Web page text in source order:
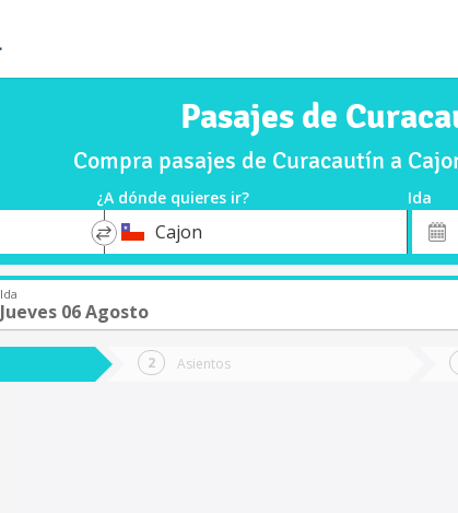
Pasajes de
Compra pasajes de Curacautín a
¿A dónde quieres ir? Ida
*
DestinoCajon
Fecha
de
Ida
Jueves 06 Agosto
Asientos